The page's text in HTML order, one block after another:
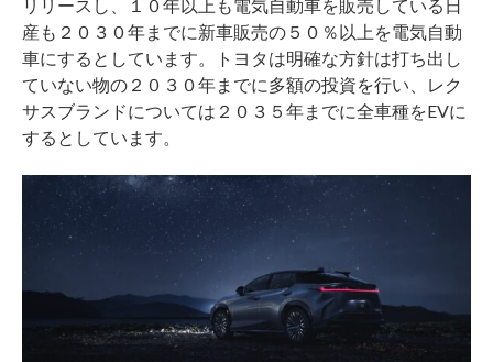
リリースし、１０年以上も電気自動車を販売している日
産も２０３０年までに新車販売の５０％以上を電気自動
車にするとしています。トヨタは明確な方針は打ち出し
ていない物の２０３０年までに多額の投資を行い、レク
サスブランドについては２０３５年までに全車種をEVに
するとしています。